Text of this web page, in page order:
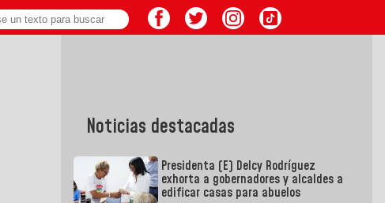
Noticias destacadas
Presidenta (E) Delcy Rodríguez
exhorta a gobernadores y alcaldes a
edificar casas para abuelos